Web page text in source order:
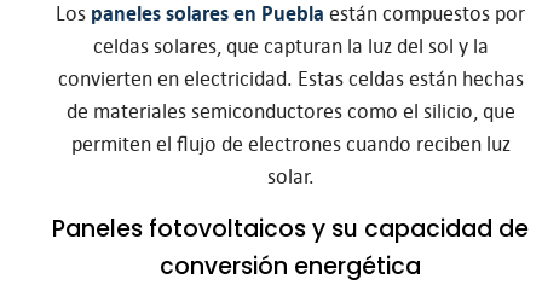
Los paneles solares en Puebla están compuestos por
celdas solares, que capturan la luz del sol y la
convierten en electricidad. Estas celdas están hechas
de materiales semiconductores como el silicio, que
permiten el flujo de electrones cuando reciben luz
solar.
Paneles fotovoltaicos y su capacidad de
conversión energética